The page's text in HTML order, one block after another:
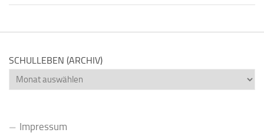
SCHULLEBEN (ARCHIV)
Schulleben
(Archiv)
Impressum